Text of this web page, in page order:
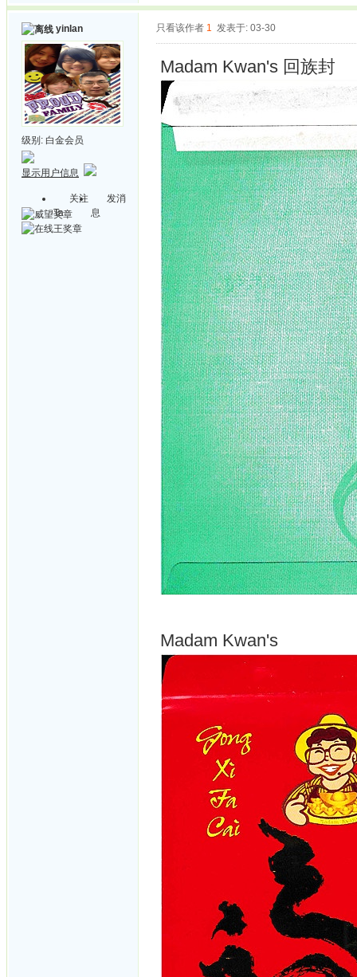
yinlan
级别: 白金会员
显示用户信息
关注
Ta
发消
息
只看该作者 1 发表于: 03-30
Madam Kwan's 回族封
Madam Kwan's